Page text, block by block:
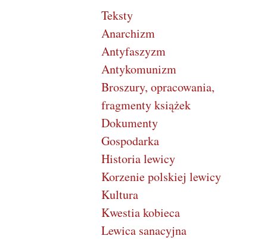
Teksty
Anarchizm
Antyfaszyzm
Antykomunizm
Broszury, opracowania,
fragmenty książek
Dokumenty
Gospodarka
Historia lewicy
Korzenie polskiej lewicy
Kultura
Kwestia kobieca
Lewica sanacyjna